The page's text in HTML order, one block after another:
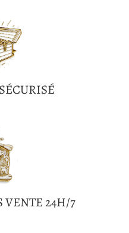
VENTE 24H/7